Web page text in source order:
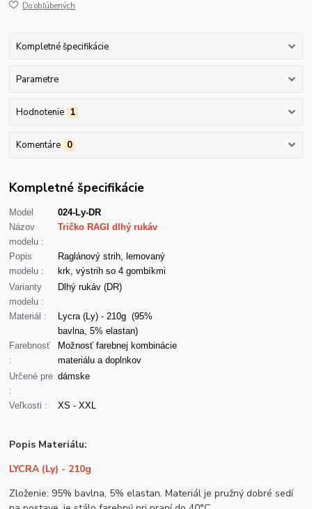
Do obľúbených
Kompletné špecifikácie
Parametre
Hodnotenie 1
Komentáre 0
Kompletné špecifikácie
Model
024-Ly-DR
Názov
modelu :
Tričko RAGI dlhý rukáv
Popis
modelu :
Raglánový strih, lemovaný
krk, výstrih so 4 gombíkmi
Varianty
modelu :
Dlhý rukáv (DR)
Materiál :
Lycra (Ly) - 210g (95%
bavlna, 5% elastan)
Farebnosť
:
Možnosť farebnej kombinácie
materiálu a doplnkov
Určené pre
:
dámske
Veľkosti : XS - XXL
Popis Materiálu:
LYCRA (Ly) - 210g
Zloženie: 95% bavlna, 5% elastan. Materiál je pružný dobré sedí